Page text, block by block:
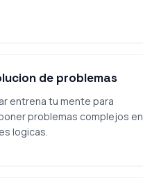
de problemas
entrena tu mente para
problemas complejos en
logicas.